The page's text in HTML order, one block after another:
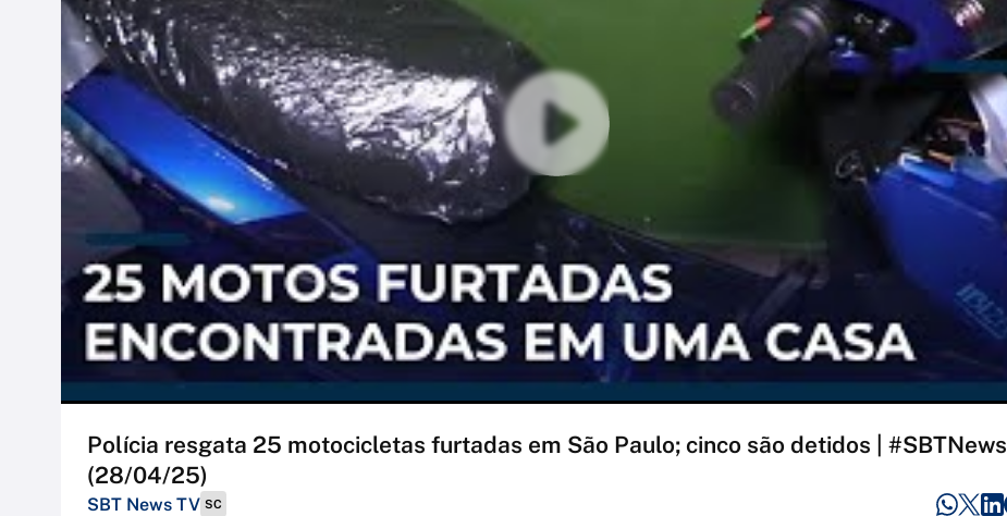
Polícia resgata 25 motocicletas furtadas em São Paulo; cinco são detidos | #SBTNews
(28/04/25)
SBT News TV SC